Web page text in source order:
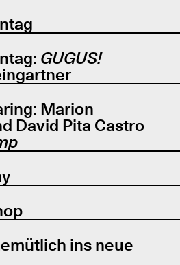
GUGUS!
Marion
David Pita Castro
ins neue